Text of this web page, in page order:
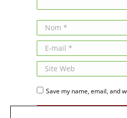
Nom *
E-mail *
Site Web
Save my name, email, and